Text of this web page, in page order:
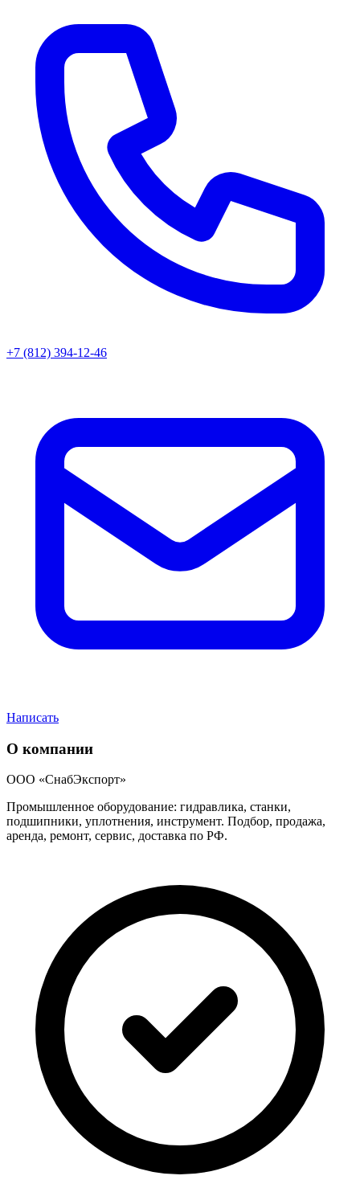
+7 (812) 394-12-46
Написать
О компании
ООО «СнабЭкспорт»
Промышленное оборудование: гидравлика, станки,
подшипники, уплотнения, инструмент. Подбор, продажа,
аренда, ремонт, сервис, доставка по РФ.